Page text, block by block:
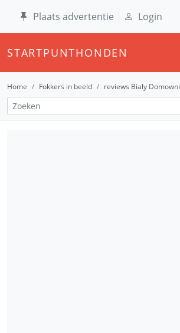
Plaats advertentie Login
STARTPUNTHONDEN
Home Fokkers in beeld reviews Bialy